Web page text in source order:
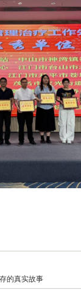
的真实故事